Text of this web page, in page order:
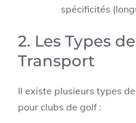
spécificités
2. Les Types
Transport
Il existe plusieurs types
pour clubs de golf :